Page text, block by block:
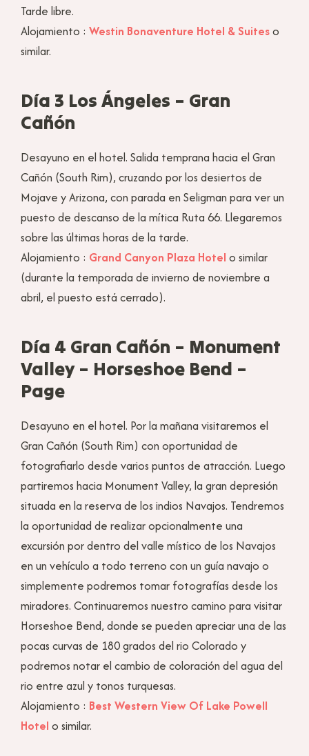
Tarde libre.
Alojamiento : Westin Bonaventure Hotel & Suiteso
similar.
Día 3 Los Ángeles – Gran
Cañón
Desayuno en el hotel. Salida temprana hacia el Gran
Cañón (South Rim), cruzando por los desiertos de
Mojave y Arizona, con parada en Seligman para ver un
puesto de descanso de la mítica Ruta 66. Llegaremos
sobre las últimas horas de la tarde.
Alojamiento : Grand Canyon Plaza Hotel o similar
(durante la temporada de invierno de noviembre a
abril, el puesto está cerrado).
Día 4 Gran Cañón – Monument
Valley – Horseshoe Bend –
Page
Desayuno en el hotel. Por la mañana visitaremos el
Gran Cañón (South Rim) con oportunidad de
fotografiarlo desde varios puntos de atracción. Luego
partiremos hacia Monument Valley, la gran depresión
situada en la reserva de los indios Navajos. Tendremos
la oportunidad de realizar opcionalmente una
excursión por dentro del valle místico de los Navajos
en un vehículo a todo terreno con un guía navajo o
simplemente podremos tomar fotografías desde los
miradores. Continuaremos nuestro camino para visitar
Horseshoe Bend, donde se pueden apreciar una de las
pocas curvas de 180 grados del rio Colorado y
podremos notar el cambio de coloración del agua del
rio entre azul y tonos turquesas.
Alojamiento : Best Western View Of Lake Powell
Hotel o similar.